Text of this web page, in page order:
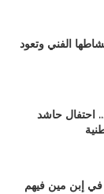
الفني وتعود
احتفال حاشد
في إبن مين فيهم